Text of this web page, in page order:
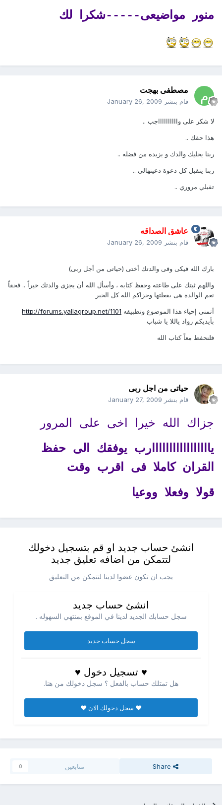
منور مواضيعى-----شكرا لك
مصطفى بهجت
قام بنشر January 26, 2009
لا شكر على وااااااااااجب ..
هذا حقك ..
ربنا يخليك والدك و يزيده من فضله ..
ربنا يتقبل كل دعوة دعيتهالي ..
تقبلي مروري ..
عاشق الصداقه
قام بنشر January 26, 2009
بارك الله فيكى وفى والدتك أختى (حياتى من أجل ربى)
واللهم ثبتك على طاعته وحفظ كتابه ، وأسأل الله أن يجزى والدتك خيراً .. فحقاً
نعم الوالدة هى بفعلتها وجزاكم الله كل الخير
أتمنى إحياء هذا الموضوع وتطبيقه http://forums.yallagroup.net/1101
بأيديكم رواد ياللا يا شباب
فلنحفظ معاً كتاب الله
حياتى من اجل ربى
قام بنشر January 27, 2009
جزاك الله خيرا اخى على المرور
يااااااااااااااااارب يوفقك الى حفظ
القران كاملا فى اقرب وقت
قولا وفعلا ووعيا
انشئ حساب جديد او قم بتسجيل دخولك
لتتمكن من اضافه تعليق جديد
يجب ان تكون عضوا لدينا لتتمكن من التعليق
انشئ حساب جديد
سجل حسابك الجديد لدينا في الموقع بمنتهي السهوله .
سجل حساب جديد
♥ تسجيل دخول ♥
هل تمتلك حساب بالفعل ؟ سجل دخولك من هنا.
♥ سجل دخولك الان ♥
Share متابعين 0